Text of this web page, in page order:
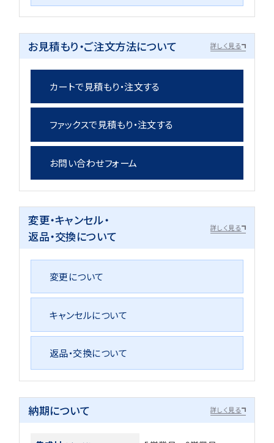
お見積もり・ご注文方法について 詳しく見る
カートで見積もり・注文する
ファックスで見積もり・注文する
お問い合わせフォーム
変更・キャンセル・
返品・交換について
詳しく見る
変更について
キャンセルについて
返品・交換について
納期について 詳しく見る